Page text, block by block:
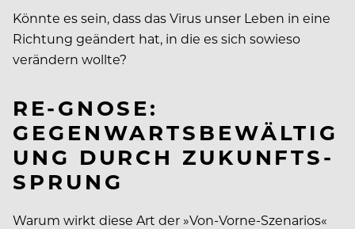
Könnte es sein, dass das Virus unser Leben in eine
Richtung geändert hat, in die es sich sowieso
verändern wollte?
RE-GNOSE:
GEGENWARTSBEWÄLTIG
UNG DURCH ZUKUNFTS-
SPRUNG
Warum wirkt diese Art der »Von-Vorne-Szenarios«